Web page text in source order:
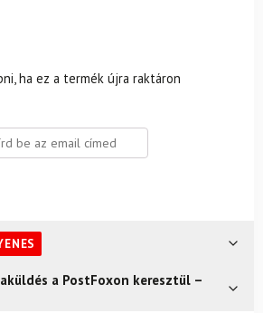
ha ez a termék újra raktáron
a PostFoxon keresztül –